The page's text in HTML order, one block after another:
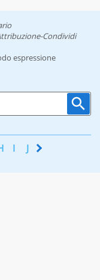
Condividi
espressione
I J K